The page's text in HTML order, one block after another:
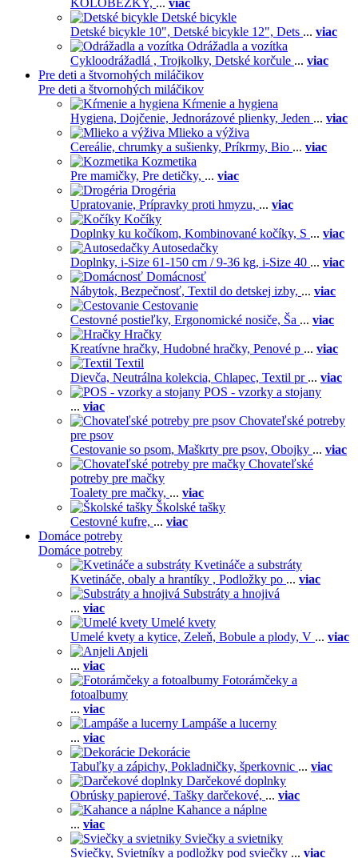
KOLOBEŽKY, ... viac
Detské bicykle
Detské bicykle 10", Detské bicykle 12", Dets ... viac
Odrážadla a vozítka
Cykloodrážadlá , Trojkolky, Detské korčule ... viac
Pre deti a štvornohých miláčikov
Pre deti a štvornohých miláčikov
Kŕmenie a hygiena
Hygiena, Dojčenie, Jednorázové plienky, Jeden ... viac
Mlieko a výživa
Cereálie, chrumky a sušienky, Príkrmy, Bio ... viac
Kozmetika
Pre mamičky, Pre detičky, ... viac
Drogéria
Upratovanie, Prípravky proti hmyzu, ... viac
Kočíky
Doplnky ku kočíkom, Kombinované kočíky, S ... viac
Autosedačky
Doplnky, i-Size 61-150 cm / 9-36 kg, i-Size 40 ... viac
Domácnosť
Nábytok, Bezpečnosť, Textil do detskej izby, ... viac
Cestovanie
Cestovné postieľky, Ergonomické nosiče, Ša ... viac
Hračky
Kreatívne hračky, Hudobné hračky, Penové p ... viac
Textil
Dievča, Neutrálna kolekcia, Chlapec, Textil pr ... viac
POS - vzorky a stojany
... viac
Chovateľské potreby
pre psov
Cestovanie so psom, Maškrty pre psov, Obojky ... viac
Chovateľské
potreby pre mačky
Toalety pre mačky, ... viac
Školské tašky
Cestovné kufre, ... viac
Domáce potreby
Domáce potreby
Kvetináče a substráty
Kvetináče, obaly a hrantíky , Podložky po ... viac
Substráty a hnojivá
... viac
Umelé kvety
Umelé kvety a kytice, Zeleň, Bobule a plody, V ... viac
Anjeli
... viac
Fotorámčeky a
fotoalbumy
... viac
Lampáše a lucerny
... viac
Dekorácie
Tabuľky a zápichy, Pokladničky, šperkovnic ... viac
Darčekové doplnky
Obrúsky papierové, Tašky darčekové, ... viac
Kahance a náplne
... viac
Sviečky a svietniky
Sviečky, Svietníky a podložky pod sviečky ... viac